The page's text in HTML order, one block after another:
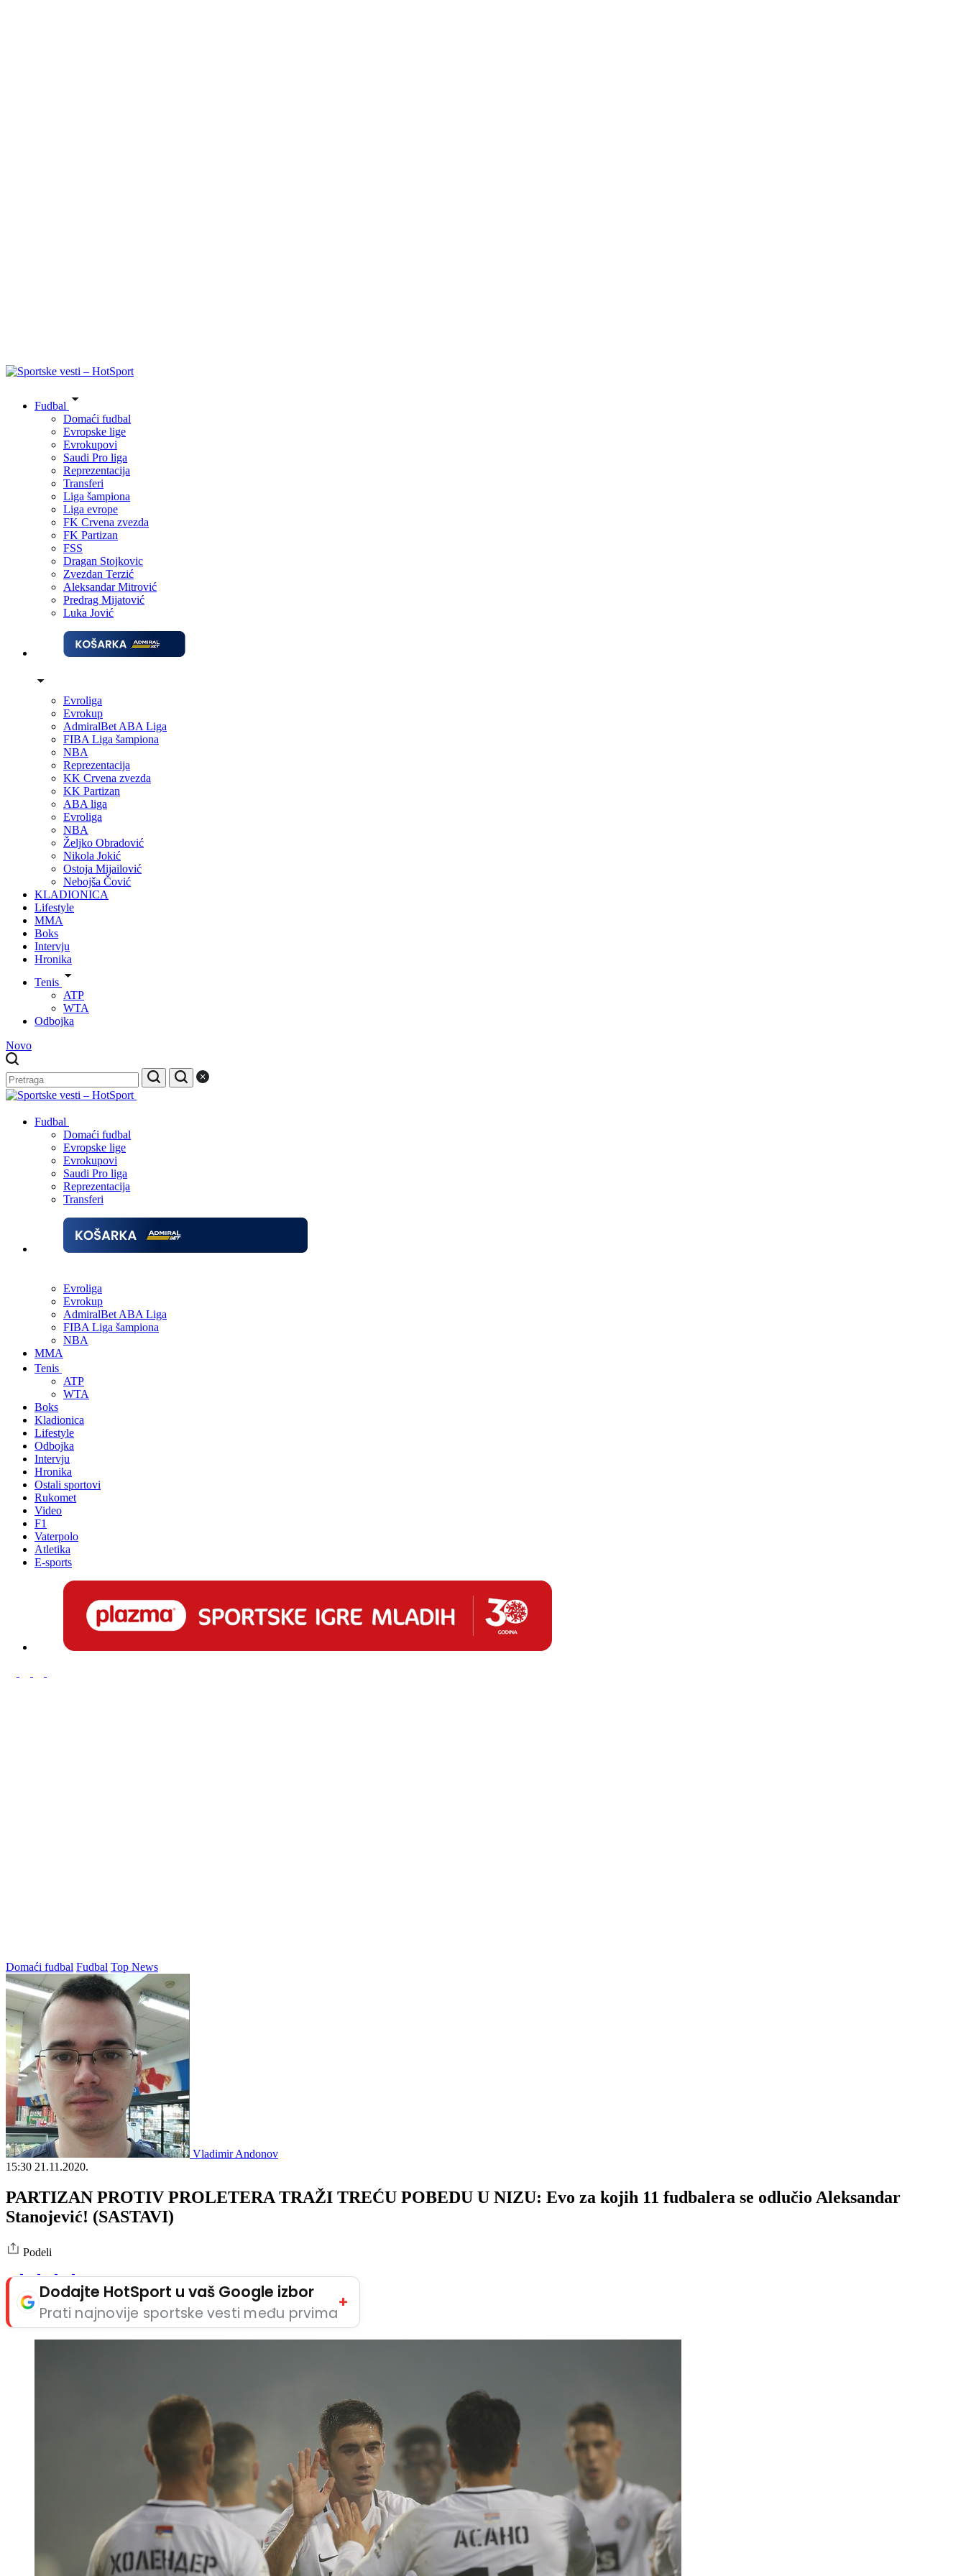
Fudbal
Domaći fudbal
Evropske lige
Evrokupovi
Saudi Pro liga
Reprezentacija
Transferi
Liga šampiona
Liga evrope
FK Crvena zvezda
FK Partizan
FSS
Dragan Stojkovic
Zvezdan Terzić
Aleksandar Mitrović
Predrag Mijatović
Luka Jović
Evroliga
Evrokup
AdmiralBet ABA Liga
FIBA Liga šampiona
NBA
Reprezentacija
KK Crvena zvezda
KK Partizan
ABA liga
Evroliga
NBA
Željko Obradović
Nikola Jokić
Ostoja Mijailović
Nebojša Čović
KLADIONICA
Lifestyle
MMA
Boks
Intervju
Hronika
Tenis
ATP
WTA
Odbojka
Novo
Fudbal
Domaći fudbal
Evropske lige
Evrokupovi
Saudi Pro liga
Reprezentacija
Transferi
Evroliga
Evrokup
AdmiralBet ABA Liga
FIBA Liga šampiona
NBA
MMA
Tenis
ATP
WTA
Boks
Kladionica
Lifestyle
Odbojka
Intervju
Hronika
Ostali sportovi
Rukomet
Video
F1
Vaterpolo
Atletika
E-sports
Domaći fudbal Fudbal Top News
Vladimir Andonov
15:30 21.11.2020.
PARTIZAN PROTIV PROLETERA TRAŽI TREĆU POBEDU U NIZU: Evo za kojih 11 fudbalera se odlučio Aleksandar
Stanojević! (SASTAVI)
Podeli
Dodajte HotSport u vaš Google izbor
Prati najnovije sportske vesti među prvima
+